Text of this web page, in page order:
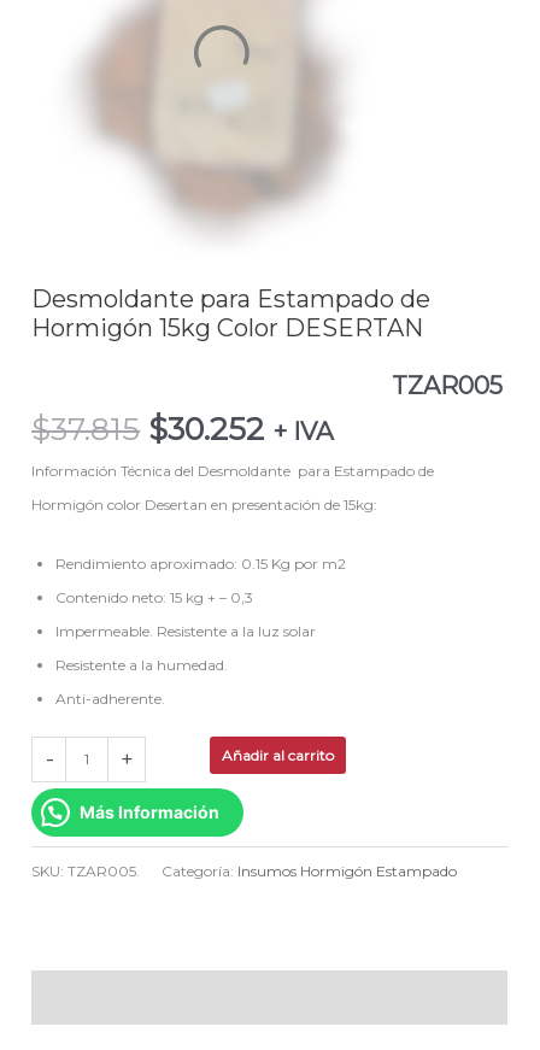
Desmoldante para Estampado de
Hormigón 15kg Color DESERTAN
TZAR005
$37.815
$37.815.
$30.252 + IVA
Información Técnica del Desmoldante para Estampado de
Hormigón color Desertan en presentación de 15kg:
Rendimiento aproximado: 0.15 Kg por m2
Contenido neto: 15 kg + – 0,3
Impermeable. Resistente a la luz solar
Resistente a la humedad.
Anti-adherente.
-
Hormigón
DESERTANTZAR005
cantidad
+ Añadir al carrito
Más Información
SKU:TZAR005. Categoría: Insumos Hormigón Estampado